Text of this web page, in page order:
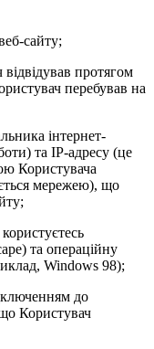
сайту;
відвідував протягом
перебував на
інтернет-
та IP-адресу (це
Користувача
мережею), що
та операційну
Windows 98);
до
Користувач